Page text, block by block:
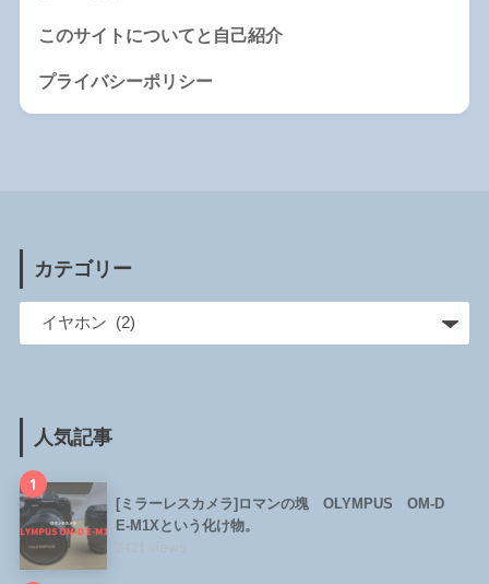
このサイトについてと自己紹介
プライバシーポリシー
カテゴリー
人気記事
1
[ミラーレスカメラ]ロマンの塊 OLYMPUS OM-D
E-M1Xという化け物。
2421 views